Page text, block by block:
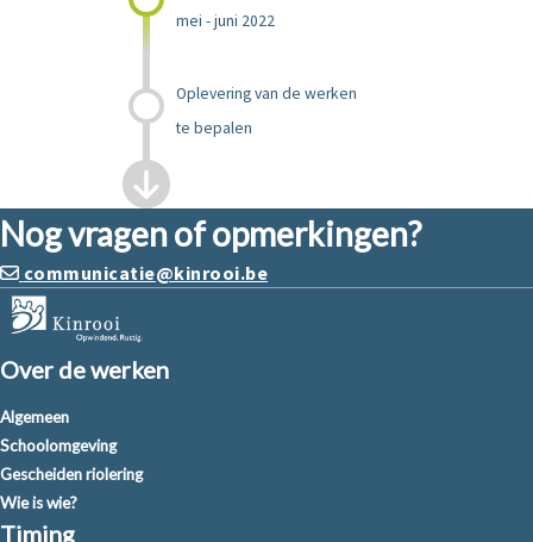
mei - juni 2022
Oplevering van de werken
te bepalen
Nog vragen of opmerkingen?
communicatie@kinrooi.be
Over de werken
Algemeen
Schoolomgeving
Gescheiden riolering
Wie is wie?
Timing